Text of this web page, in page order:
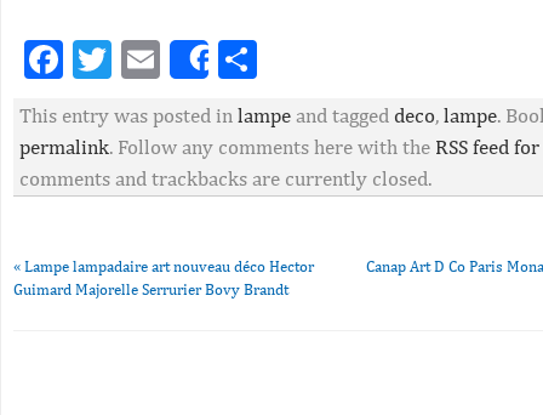
Facebook
Twitter
EmailShare
This entry was posted in lampe and tagged deco, lampe.
permalink. Follow any comments here with the RSS feed
comments and trackbacks are currently closed.
« Lampe lampadaire art nouveau déco Hector
Guimard Majorelle Serrurier Bovy Brandt
Canap Art D Co Paris